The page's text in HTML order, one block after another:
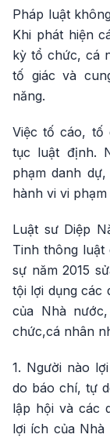
Pháp luật
Khi phát hiện
kỳ tổ chức, cá
tố giác và
năng.
Việc tố cáo, tố
tục luật định.
phạm danh
hành vi vi
Luật sư Diệp
Tinh thông luật
sự năm 2015
tội lợi dụng các
của Nhà
chức,cá nhân
1. Người nào
do báo chí, tự
lập hội và các
lợi ích của